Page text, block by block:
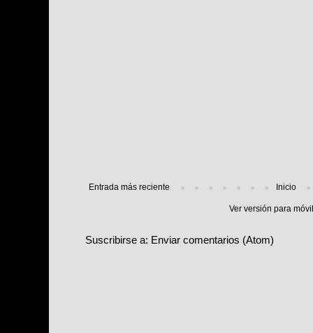
Entrada más reciente Inicio
Ver versión para
Suscribirse a: Enviar comentarios (Atom)